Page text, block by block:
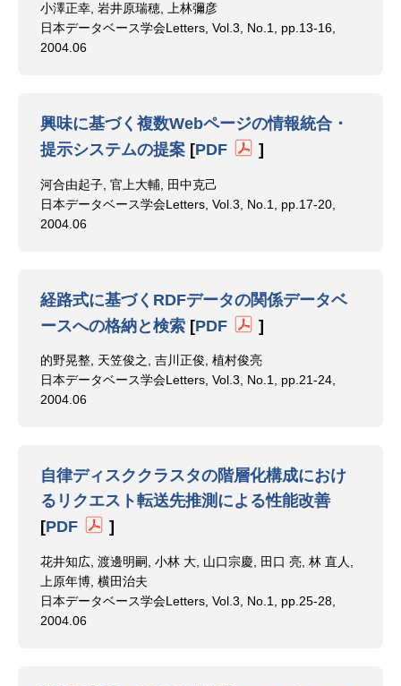
小澤正幸, 岩井原瑞穂, 上林彌彦
日本データベース学会Letters, Vol.3, No.1, pp.13-16,
2004.06
興味に基づく複数Webページの情報統合・
提示システムの提案 [PDF ]
河合由起子, 官上大輔, 田中克己
日本データベース学会Letters, Vol.3, No.1, pp.17-20,
2004.06
経路式に基づくRDFデータの関係データベ
ースへの格納と検索 [PDF ]
的野晃整, 天笠俊之, 吉川正俊, 植村俊亮
日本データベース学会Letters, Vol.3, No.1, pp.21-24,
2004.06
自律ディスククラスタの階層化構成におけ
るリクエスト転送先推測による性能改善
[PDF ]
花井知広, 渡邊明嗣, 小林 大, 山口宗慶, 田口 亮, 林 直人,
上原年博, 横田治夫
日本データベース学会Letters, Vol.3, No.1, pp.25-28,
2004.06